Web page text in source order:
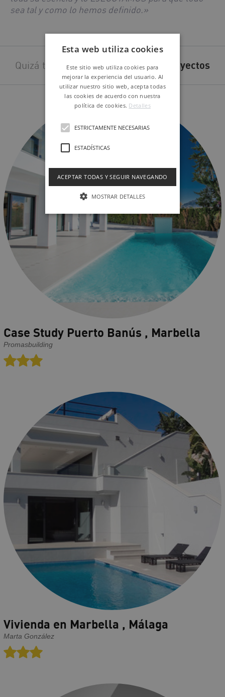
sea tal y como lo hemos definido.»
Quizá también te interesen estos proyectos
Case Study Puerto Banús , Marbella
Promasbuilding
Vivienda en Marbella , Málaga
Marta González
Esta web utiliza cookies
Este sitio web utiliza cookies para
mejorar la experiencia del usuario. Al
utilizar nuestro sitio web, acepta todas
las cookies de acuerdo con nuestra
política de cookies. Detalles
ESTRICTAMENTE NECESARIAS
ESTADÍSTICAS
ACEPTAR TODAS Y SEGUIR NAVEGANDO
MOSTRAR DETALLES